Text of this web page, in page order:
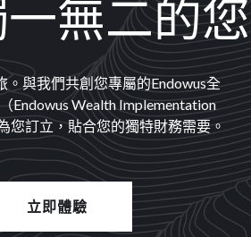
無二的您
。與我們共創您專屬的Endowus全
Endowus Wealth Implementation
您訂立，貼合您的獨特財務需要。
立即體驗